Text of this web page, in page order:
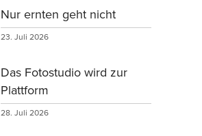
Nur ernten geht nicht
23. Juli 2026
Das Fotostudio wird zur
Plattform
28. Juli 2026